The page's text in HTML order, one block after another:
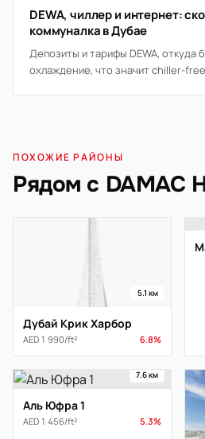
DEWA, чиллер и интернет:
коммуналка в Дубае
Депозиты и тарифы DEWA, откуда
охлаждение, что значит chiller-
ПОХОЖИЕ РАЙОНЫ
Рядом с DAMAC
5.1 км
Дубай Крик Харбор
AED 1 990/ft² 6.8%
7.6 км
Аль Юфра 1
AED 1 456/ft² 5.3%